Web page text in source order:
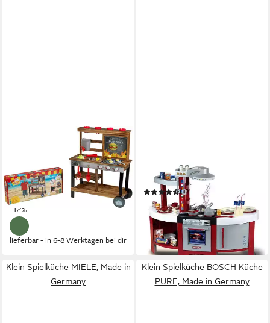
Spielküche Beach Picnic, BBQ
Country Sommer Küche Holz,
Kunststoff
ab 114,72 € UVP129,99 €
-12%
lieferbar - in 6-8 Werktagen bei dir
International - Miele, Made in
Germany
(85)
107,98 € UVP125,99 €
-14%
lieferbar - in 6-8 Werktagen bei dir
Klein Spielküche MIELE, Made in
Germany
Klein Spielküche BOSCH Küche
PURE, Made in Germany